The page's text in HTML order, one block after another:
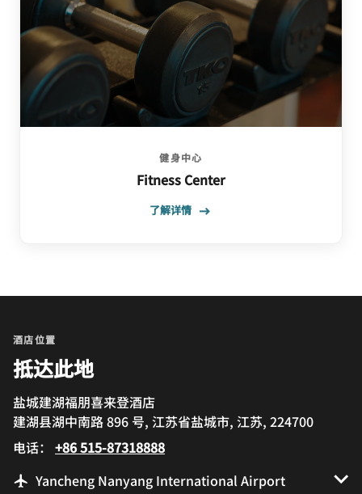
健身中心
Fitness Center
了解详情
酒店位置
抵达此地
盐城建湖福朋喜来登酒店
建湖县湖中南路 896 号, 江苏省盐城市, 江苏, 224700
电话： +86 515-87318888
Yancheng Nanyang International Airport